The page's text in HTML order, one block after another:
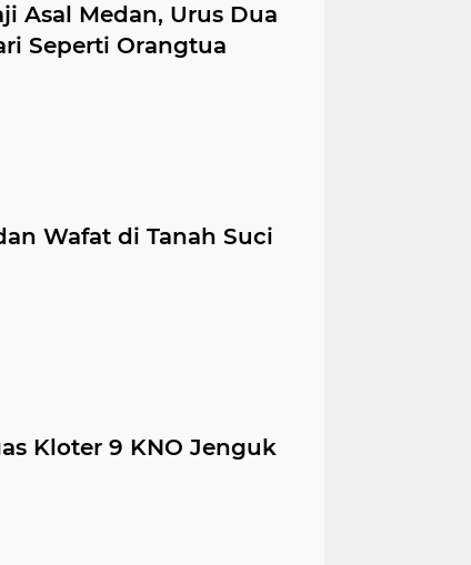
Asal Medan, Urus Dua
Seperti Orangtua
Wafat di Tanah Suci
Kloter 9 KNO Jenguk